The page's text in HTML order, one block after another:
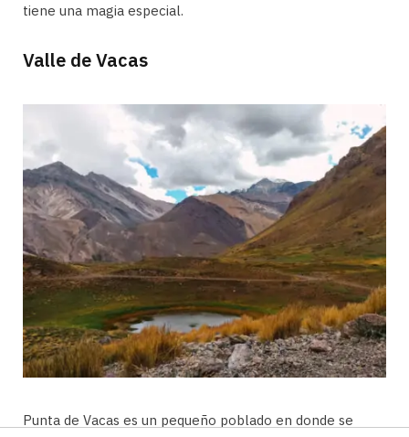
tiene una magia especial.
Valle de Vacas
Punta de Vacas es un pequeño poblado en donde se